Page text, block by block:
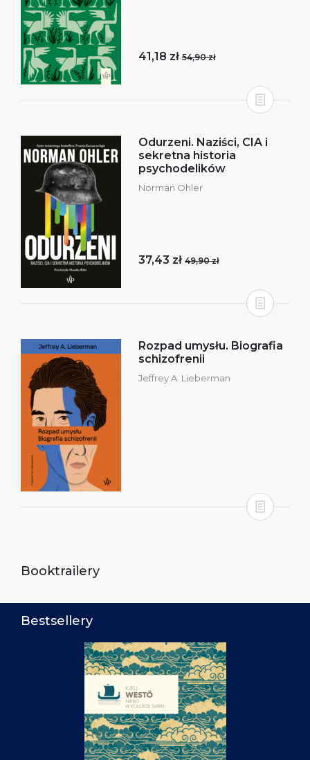
41,18 zł 54,90 zł
Odurzeni. Naziści, CIA i
sekretna historia
psychodelików
Norman Ohler
37,43 zł 49,90 zł
Rozpad umysłu. Biografia
schizofrenii
Jeffrey A. Lieberman
Booktrailery
Bestsellery